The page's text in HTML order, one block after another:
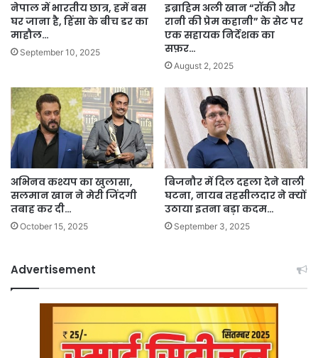
नेपाल में भारतीय छात्र, हमें बस
घर जाना है, हिंसा के बीच डर का
माहौल…
September 10, 2025
इब्राहिम अली खान “रॉकी और
रानी की प्रेम कहानी” के सेट पर
एक सहायक निर्देशक का
सफ़र…
August 2, 2025
अभिनव कश्यप का खुलासा,
सलमान खान ने मेरी जिंदगी
तबाह कर दी…
October 15, 2025
बिजनौर में दिल दहला देने वाली
घटना, नायब तहसीलदार ने क्यों
उठाया इतना बड़ा कदम…
September 3, 2025
Advertisement